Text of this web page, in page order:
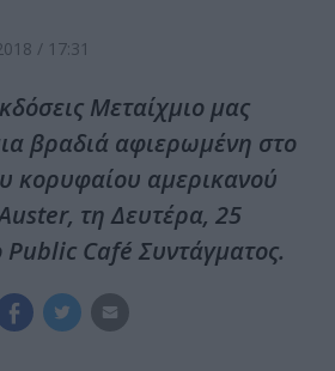
/ 17:31
Μεταίχμιο μας
βραδιά αφιερωμένη στο
κορυφαίου αμερικανού
τη Δευτέρα, 25
Public Café Συντάγματος.